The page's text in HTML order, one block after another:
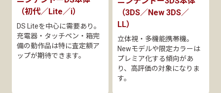
（初代／Lite／i）
DS Liteを中心に需要あり。
充電器・タッチペン・箱完
備の動作品は特に査定額ア
ップが期待できます。
（3DS／New 3DS／
LL）
立体視・多機能携帯機。
Newモデルや限定カラーは
プレミア化する傾向があ
り、高評価の対象になりま
す。